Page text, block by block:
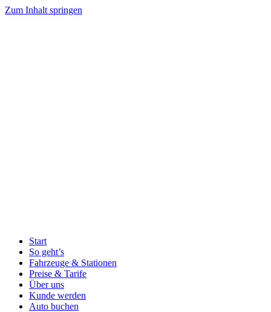
Zum Inhalt springen
Start
So geht’s
Fahrzeuge & Stationen
Preise & Tarife
Über uns
Kunde werden
Auto buchen